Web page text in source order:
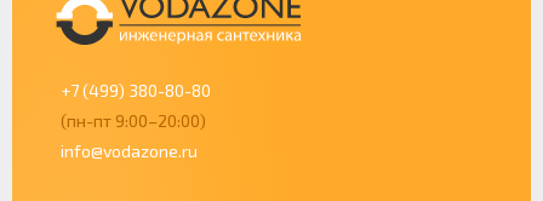
+7 (499) 380-80-80
(пн-пт 9:00–20:00)
info@vodazone.ru